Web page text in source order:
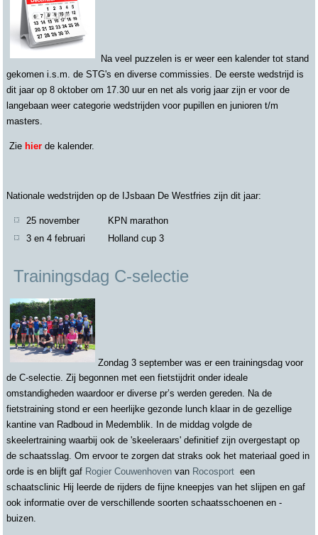
Na veel puzzelen is er weer een kalender tot stand
gekomen i.s.m. de STG's en diverse commissies. De eerste wedstrijd is
dit jaar op 8 oktober om 17.30 uur en net als vorig jaar zijn er voor de
langebaan weer categorie wedstrijden voor pupillen en junioren t/m
masters.
Zie hier de kalender.
Nationale wedstrijden op de IJsbaan De Westfries zijn dit jaar:
25 november KPN marathon
3 en 4 februari Holland cup 3
Trainingsdag C-selectie
Zondag 3 september was er een trainingsdag voor
de C-selectie. Zij begonnen met een fietstijdrit onder ideale
omstandigheden waardoor er diverse pr’s werden gereden. Na de
fietstraining stond er een heerlijke gezonde lunch klaar in de gezellige
kantine van Radboud in Medemblik. In de middag volgde de
skeelertraining waarbij ook de 'skeeleraars' definitief zijn overgestapt op
de schaatsslag. Om ervoor te zorgen dat straks ook het materiaal goed in
orde is en blijft gaf Rogier Couwenhoven van Rocosport een
schaatsclinic Hij leerde de rijders de fijne kneepjes van het slijpen en gaf
ook informatie over de verschillende soorten schaatsschoenen en -
buizen.